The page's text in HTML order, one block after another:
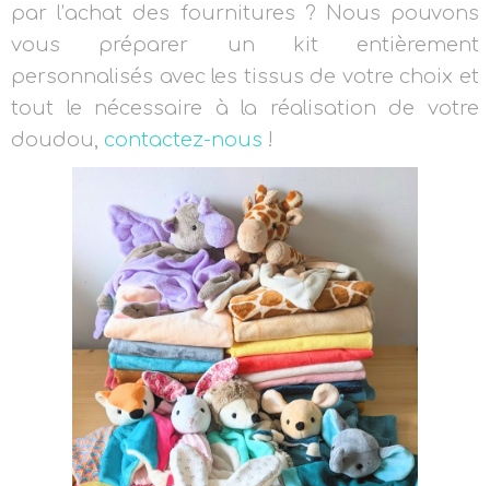
par l’achat des fournitures ? Nous pouvons
vous préparer un kit entièrement
personnalisés avec les tissus de votre choix et
tout le nécessaire à la réalisation de votre
doudou, contactez-nous !